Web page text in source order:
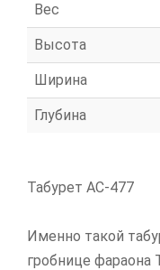
Вес
Высота
Ширина
Глубина
Табурет АС-477
Именно такой
гробнице фараона